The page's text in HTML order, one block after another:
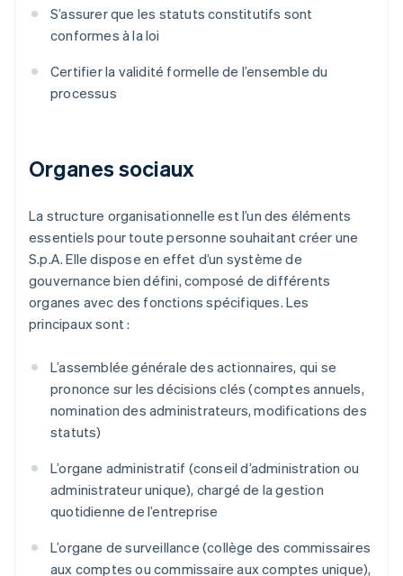
S’assurer que les statuts constitutifs sont
conformes à la loi
Certifier la validité formelle de l’ensemble du
processus
Organes sociaux
La structure organisationnelle est l’un des éléments
essentiels pour toute personne souhaitant créer une
S.p.A. Elle dispose en effet d’un système de
gouvernance bien défini, composé de différents
organes avec des fonctions spécifiques. Les
principaux sont :
L’assemblée générale des actionnaires, qui se
prononce sur les décisions clés (comptes annuels,
nomination des administrateurs, modifications des
statuts)
L’organe administratif (conseil d’administration ou
administrateur unique), chargé de la gestion
quotidienne de l’entreprise
L’organe de surveillance (collège des commissaires
aux comptes ou commissaire aux comptes unique),